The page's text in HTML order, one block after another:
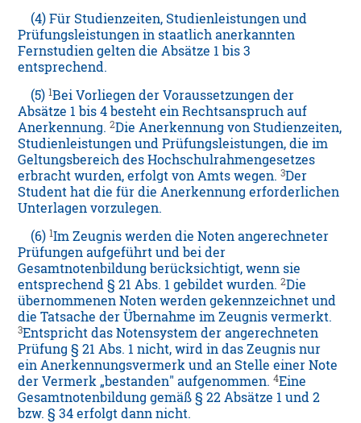
(4) Für Studienzeiten, Studienleistungen und
Prüfungsleistungen in staatlich anerkannten
Fernstudien gelten die Absätze 1 bis 3
entsprechend.
(5)1Bei Vorliegen der Voraussetzungen der
Absätze 1 bis 4 besteht ein Rechtsanspruch auf
Anerkennung.2Die Anerkennung von Studienzeiten,
Studienleistungen und Prüfungsleistungen, die im
Geltungsbereich des Hochschulrahmengesetzes
erbracht wurden, erfolgt von Amts wegen.3Der
Student hat die für die Anerkennung erforderlichen
Unterlagen vorzulegen.
(6)1Im Zeugnis werden die Noten angerechneter
Prüfungen aufgeführt und bei der
Gesamtnotenbildung berücksichtigt, wenn sie
entsprechend § 21 Abs. 1 gebildet wurden.2Die
übernommenen Noten werden gekennzeichnet und
die Tatsache der Übernahme im Zeugnis vermerkt.
3Entspricht das Notensystem der angerechneten
Prüfung § 21 Abs. 1 nicht, wird in das Zeugnis nur
ein Anerkennungsvermerk und an Stelle einer Note
der Vermerk „bestanden" aufgenommen.4Eine
Gesamtnotenbildung gemäß § 22 Absätze 1 und 2
bzw. § 34 erfolgt dann nicht.